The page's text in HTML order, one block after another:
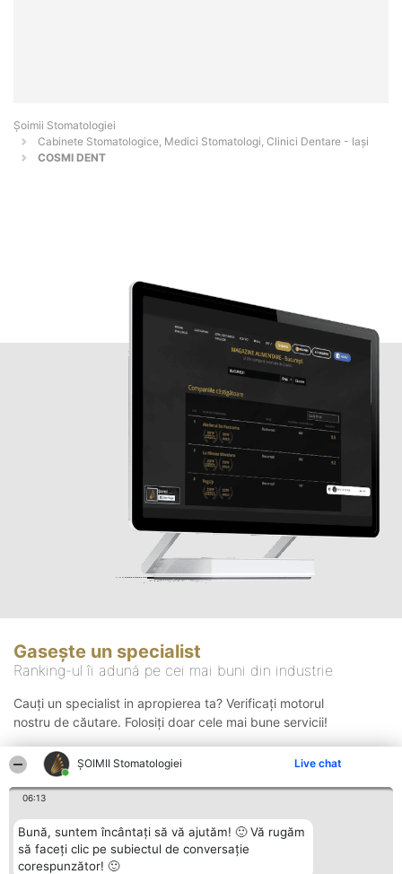
ȘOIMII Stomatologiei Live chat
06:13
Bună, suntem încântați să vă ajutăm! 🙂 Vă rugăm
să faceți clic pe subiectul de conversație
corespunzător! 🙂
Șoimii Stomatologiei
Cabinete Stomatologice, Medici Stomatologi, Clinici Dentare - Iaşi
COSMI DENT
Gasește un specialist
Ranking-ul îi adună pe cei mai buni din industrie
Cauți un specialist in apropierea ta? Verificați motorul
nostru de căutare. Folosiți doar cele mai bune servicii!